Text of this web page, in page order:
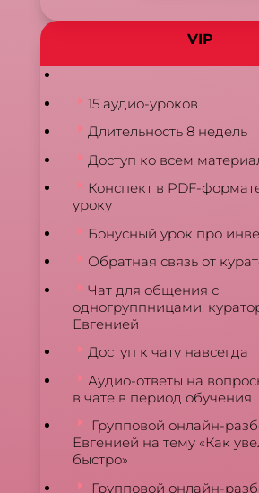
VIP
15 аудио-уроков
Длительность 8 недель
Доступ ко всем
Конспект в PDF-
уроку
Бонусный урок про
Обратная связь от
Чат для общения с
одногруппницами,
Евгенией
Доступ к чату навсегда
Аудио-ответы на
в чате в период обучения
Групповой онлайн-
Евгенией на тему «Как
быстро»
Групповой онлайн-